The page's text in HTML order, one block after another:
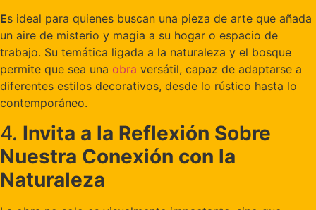
Es ideal para quienes buscan una pieza de arte que añada
un aire de misterio y magia a su hogar o espacio de
trabajo. Su temática ligada a la naturaleza y el bosque
permite que sea una obra versátil, capaz de adaptarse a
diferentes estilos decorativos, desde lo rústico hasta lo
contemporáneo.
4. Invita a la Reflexión Sobre
Nuestra Conexión con la
Naturaleza